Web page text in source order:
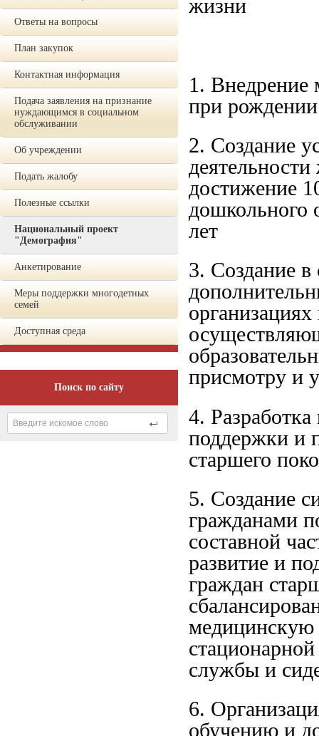
Ответы на вопросы
План закупок
Контактная информация
Подача заявления на признание
нуждающимся в социальном
обслуживании
Об учреждении
Подать жалобу
Полезные ссылки
Национальный проект
"Демография"
Анкетирование
Меры поддержки многодетных
семей
Доступная среда
Поиск по сайту
жизни
1. Внедрение
при рождении
2. Создание
достижение
дошкольного
лет
3. Создание в
присмотру и
4.
поддержки и
старшего
5. Создание
гражданами
составной
развитие и
граждан
медицинскую
службы и
6.
обучению и